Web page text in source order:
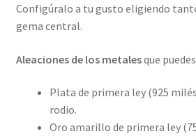
Configúralo a tu gusto eligiendo
gema central.
Aleaciones de los metalesque
Plata de primera ley (925
rodio.
Oro amarillo de primera ley